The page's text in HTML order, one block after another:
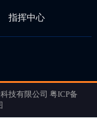
指挥中心
技有限公司 粤ICP备